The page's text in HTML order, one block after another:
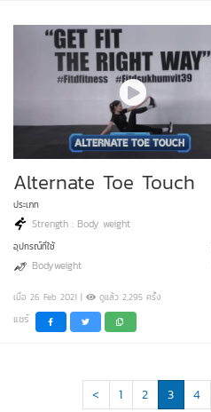
Alternate Toe Touch
ประเภท
Strength : Body weight
อุปกรณ์ที่ใช้
Bodyweight
เมื่อ 26 Feb 2021 | ดูแล้ว 2,295 ครั้ง
แชร์
< 1 2 3 4